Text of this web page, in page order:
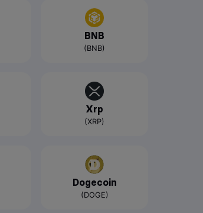
BNB
(BNB)
Xrp
(XRP)
Dogecoin
(DOGE)